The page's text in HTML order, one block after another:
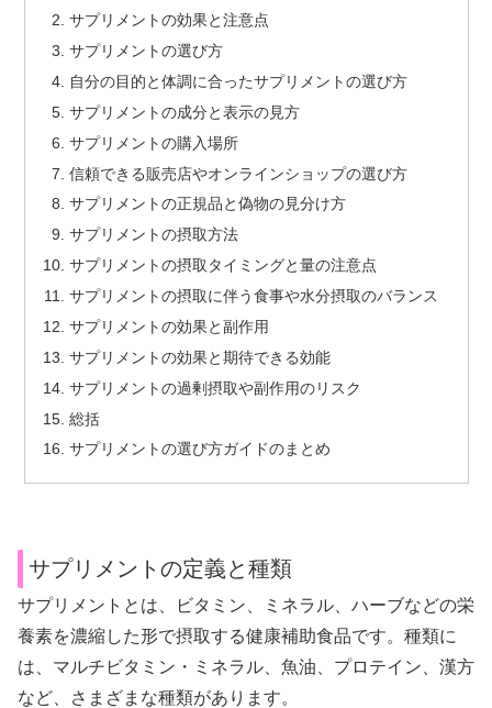
サプリメントの効果と注意点
サプリメントの選び方
自分の目的と体調に合ったサプリメントの選び方
サプリメントの成分と表示の見方
サプリメントの購入場所
信頼できる販売店やオンラインショップの選び方
サプリメントの正規品と偽物の見分け方
サプリメントの摂取方法
サプリメントの摂取タイミングと量の注意点
サプリメントの摂取に伴う食事や水分摂取のバランス
サプリメントの効果と副作用
サプリメントの効果と期待できる効能
サプリメントの過剰摂取や副作用のリスク
総括
サプリメントの選び方ガイドのまとめ
サプリメントの定義と種類
サプリメントとは、ビタミン、ミネラル、ハーブなどの栄
養素を濃縮した形で摂取する健康補助食品です。種類に
は、マルチビタミン・ミネラル、魚油、プロテイン、漢方
など、さまざまな種類があります。